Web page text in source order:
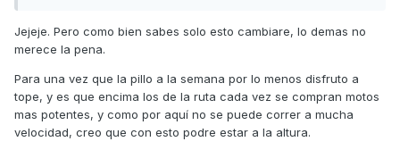
Jejeje. Pero como bien sabes solo esto cambiare, lo demas no
merece la pena.
Para una vez que la pillo a la semana por lo menos disfruto a
tope, y es que encima los de la ruta cada vez se compran motos
mas potentes, y como por aquí no se puede correr a mucha
velocidad, creo que con esto podre estar a la altura.